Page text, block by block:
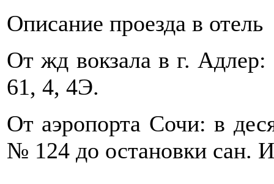
Описание проезда в отель
От жд вокзала в г.
61, 4, 4Э.
От аэропорта Сочи: в
№ 124 до остановки сан.